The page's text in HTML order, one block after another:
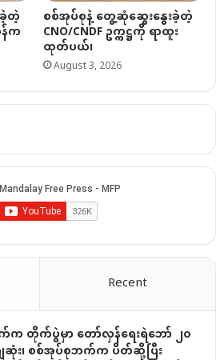
တဲ့
န်က
စစ်အုပ်စုနဲ့ တွေ့ဆုံဆွေးနွေးခဲ့တဲ့
CNO/CNDF ဥက္ကဋ္ဌကို ရာထူး
ထုတ်ပယ်၊
August 3, 2026
Recent
က်က တိုက်ပွဲမှာ တော်လှန်ရေးရဲဘော် ၂၀
ဆုံး၊ စစ်အုပ်စုဘက်က ပိတ်ဆို့ပြီး